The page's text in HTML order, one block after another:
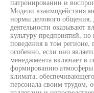
патронировании и
Модели взаимодействия
нормы делового общения,
деятельности оказывают
культуру предприятий,
поведения в том регионе,
особенно, если оно
менеджмента включает в
формированию атмосферы
климата,
персонала своим трудом,